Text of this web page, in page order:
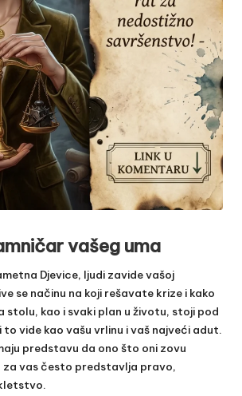
vašeg uma
Djevice, ljudi zavide vašoj
se načinu na koji rešavate krize i kako
stolu, kao i svaki plan u životu, stoji pod
to vide kao vašu vrlinu i vaš najveći adut.
predstavu da ono što oni zovu
za vas često predstavlja pravo,